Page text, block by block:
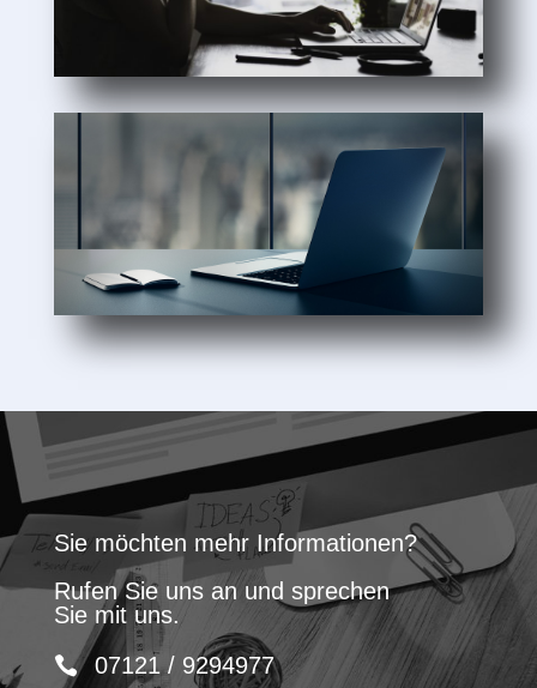
Sie möchten mehr Informationen?
Rufen Sie uns an und sprechen
Sie mit uns.
07121 / 9294977